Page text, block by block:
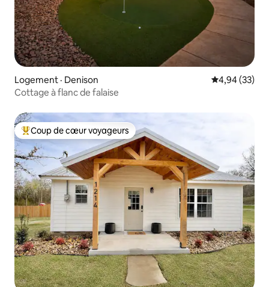
Logement · Denison Note
4,94 (33)
Cottage à flanc de falaise
Coup de cœur voyageurs parmi les plus aimés
Coup de cœur voyageurs